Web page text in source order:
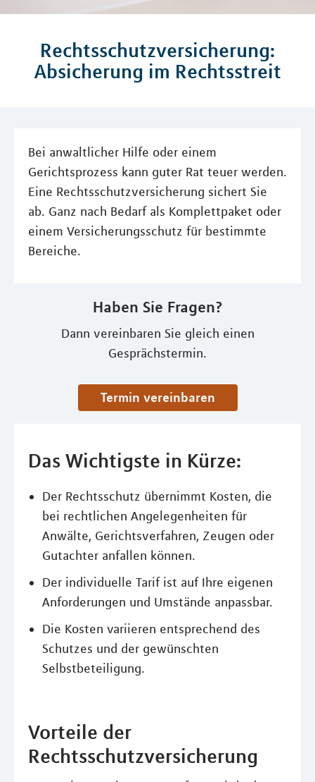
Rechtsschutzversicherung:
Absicherung im Rechtsstreit
Bei anwaltlicher Hilfe oder einem
Gerichtsprozess kann guter Rat teuer werden.
Eine Rechtsschutzversicherung sichert Sie
ab. Ganz nach Bedarf als Komplettpaket oder
einem Versicherungsschutz für bestimmte
Bereiche.
Haben Sie Fragen?
Dann vereinbaren Sie gleich einen
Gesprächstermin.
Termin vereinbaren
Das Wichtigste in Kürze:
Der Rechtsschutz übernimmt Kosten, die
bei rechtlichen Angelegenheiten für
Anwälte, Gerichtsverfahren, Zeugen oder
Gutachter anfallen können.
Der individuelle Tarif ist auf Ihre eigenen
Anforderungen und Umstände anpassbar.
Die Kosten variieren entsprechend des
Schutzes und der gewünschten
Selbstbeteiligung.
Vorteile der
Rechtsschutzversicherung